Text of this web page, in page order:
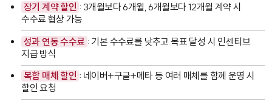
장기 계약 할인 : 3개월보다 6개월, 6개월보다 12개월 계약 시
수수료 협상 가능
성과 연동 수수료 : 기본 수수료를 낮추고 목표 달성 시 인센티브
지급 방식
복합 매체 할인 : 네이버+구글+메타 등 여러 매체를 함께 운영 시
할인 요청